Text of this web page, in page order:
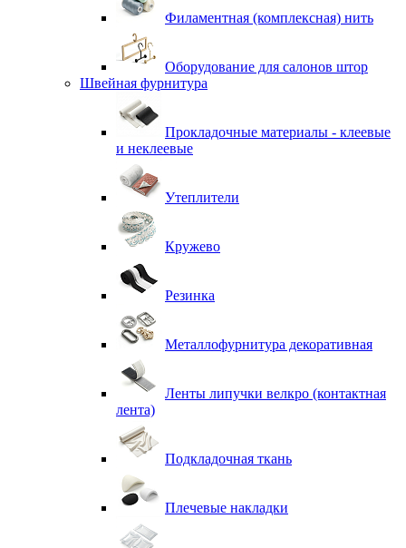
Филаментная (комплексная) нить
Оборудование для салонов штор
Швейная фурнитура
Прокладочные материалы - клеевые
и неклеевые
Утеплители
Кружево
Резинка
Металлофурнитура декоративная
Ленты липучки велкро (контактная
лента)
Подкладочная ткань
Плечевые накладки